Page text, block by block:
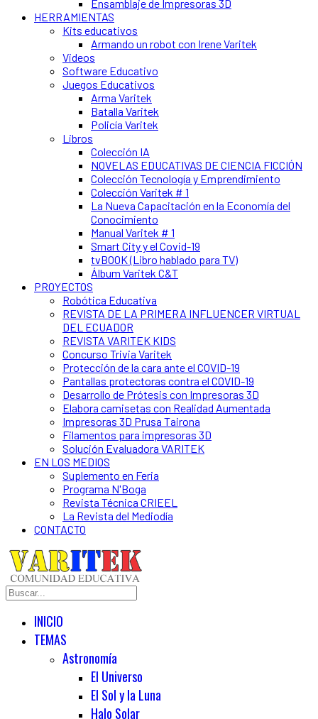
Ensamblaje de Impresoras 3D
HERRAMIENTAS
Kits educativos
Armando un robot con Irene Varitek
Videos
Software Educativo
Juegos Educativos
Arma Varitek
Batalla Varitek
Policía Varitek
Libros
Colección IA
NOVELAS EDUCATIVAS DE CIENCIA FICCIÓN
Colección Tecnología y Emprendimiento
Colección Varitek # 1
La Nueva Capacitación en la Economía del
Conocimiento
Manual Varitek # 1
Smart City y el Covid-19
tvBOOK (Libro hablado para TV)
Álbum Varitek C&T
PROYECTOS
Robótica Educativa
REVISTA DE LA PRIMERA INFLUENCER VIRTUAL
DEL ECUADOR
REVISTA VARITEK KIDS
Concurso Trivia Varitek
Protección de la cara ante el COVID-19
Pantallas protectoras contra el COVID-19
Desarrollo de Prótesis con Impresoras 3D
Elabora camisetas con Realidad Aumentada
Impresoras 3D Prusa Tairona
Filamentos para impresoras 3D
Solución Evaluadora VARITEK
EN LOS MEDIOS
Suplemento en Feria
Programa N'Boga
Revista Técnica CRIEEL
La Revista del Mediodía
CONTACTO
INICIO
TEMAS
Astronomía
El Universo
El Sol y la Luna
Halo Solar